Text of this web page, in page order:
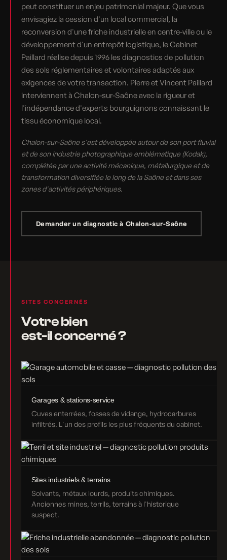
peut constituer un enjeu patrimonial majeur. Que vous
envisagiez la cession d'un local commercial, la
reconversion d'une friche industrielle en centre-ville ou le
développement d'un entrepôt logistique, le Cabinet
Paillard réalise depuis 1996 les diagnostics de pollution
des sols réglementaires et volontaires adaptés aux
exigences de votre transaction. Pierre et Vincent Paillard
interviennent à Chalon-sur-Saône avec la rigueur et
l'indépendance d'experts bourguignons connaissant le
tissu économique local.
Chalon-sur-Saône s'est développée autour de son port fluvial
et de son industrie photographique emblématique (Kodak),
complétée par une activité mécanique, métallurgique et de
transformation diversifiée le long de la Saône et dans ses
zones d'activités périphériques.
Demander un diagnostic à Chalon-sur-Saône
SITES CONCERNÉS
Votre bien
est-il concerné ?
Garages & stations-service
Cuves enterrées, fosses de vidange, hydrocarbures
infiltrés. L'un des profils les plus fréquents du cabinet.
Sites industriels & terrains
Solvants, métaux lourds, produits chimiques.
Anciennes mines, terrils, terrains à l'historique
suspect.